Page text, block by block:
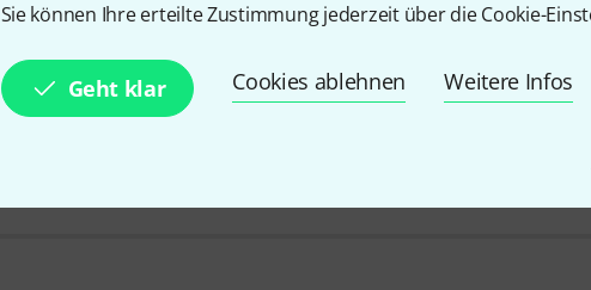
Sie können Ihre erteilte Zustimmung jederzeit über die Cookie-
Geht klar Cookies ablehnen Weitere Infos
Über Göldo